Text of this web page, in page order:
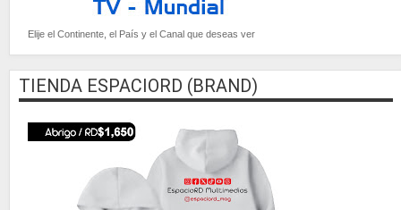
Elije el Continente, el País y el Canal que deseas ver
TIENDA ESPACIORD (BRAND)